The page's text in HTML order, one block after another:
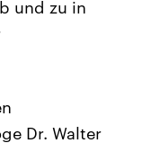
und zu in
Dr. Walter